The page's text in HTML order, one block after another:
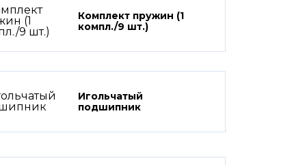
Комплект пружин (1
компл./9 шт.)
Игольчатый
подшипник